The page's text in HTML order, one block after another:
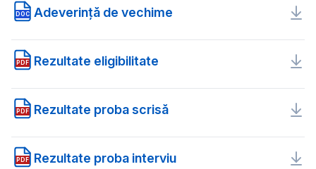
DOC Adeverință de vechime
PDF Rezultate eligibilitate
PDF Rezultate proba scrisă
PDF Rezultate proba interviu